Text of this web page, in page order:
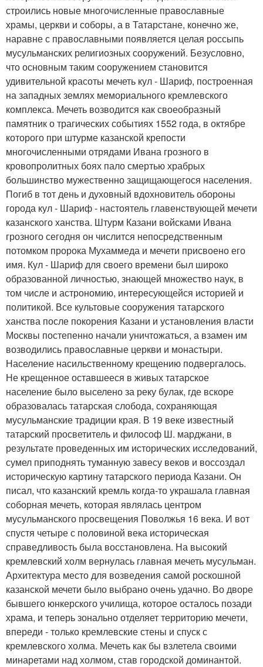
строились новые многочисленные православные
храмы, церкви и соборы, а в Татарстане, конечно же,
наравне с православными появляется целая россыпь
мусульманских религиозных сооружений. Безусловно,
что основным таким сооружением становится
удивительной красоты мечеть кул - Шариф, построенная
на западных землях мемориального кремлевского
комплекса. Мечеть возводится как своеобразный
памятник о трагических событиях 1552 года, в октябре
которого при штурме казанской крепости
многочисленными отрядами Ивана грозного в
кровопролитных боях пало смертью храбрых
большинство мужественно защищающегося населения.
Погиб в тот день и духовный вдохновитель обороны
города кул - Шариф - настоятель главенствующей мечети
казанского ханства. Штурм Казани войсками Ивана
грозного сегодня он числится непосредственным
потомком пророка Мухаммеда и мечети присвоено его
имя. Кул - Шариф для своего времени был широко
образованной личностью, знающей множество наук, в
том числе и астрономию, интересующейся историей и
политикой. Все культовые сооружения татарского
ханства после покорения Казани и установления власти
Москвы постепенно начали уничтожаться, а взамен им
возводились православные церкви и монастыри.
Население насильственному крещению подвергалось.
Не крещенное оставшееся в живых татарское
население было выселено за реку булак, где вскоре
образовалась татарская слобода, сохраняющая
мусульманские традиции края. В 19 веке известный
татарский просветитель и философ Ш. марджани, в
результате проведенных им исторических исследований,
сумел приподнять туманную завесу веков и воссоздал
историческую картину татарского периода Казани. Он
писал, что казанский кремль когда-то украшала главная
соборная мечеть, которая являлась центром
мусульманского просвещения Поволжья 16 века. И вот
спустя четыре с половиной века историческая
справедливость была восстановлена. На высокий
кремлевский холм вернулась главная мечеть мусульман.
Архитектура место для возведения самой роскошной
казанской мечети было выбрано очень удачно. Во дворе
бывшего юнкерского училища, которое осталось позади
храма, и теперь зонально отделяет территорию мечети,
впереди - только кремлевские стены и спуск с
кремлевского холма. Мечеть как бы взлетела своими
минаретами над холмом, став городской доминантой.